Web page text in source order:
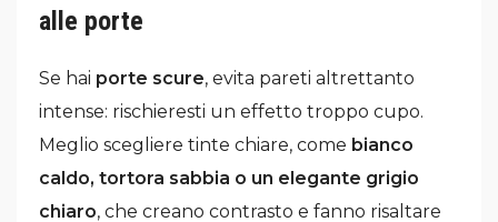
alle porte
Se hai porte scure, evita pareti altrettanto
intense: rischieresti un effetto troppo cupo.
Meglio scegliere tinte chiare, come bianco
caldo, tortora sabbia o un elegante grigio
chiaro, che creano contrasto e fanno risaltare